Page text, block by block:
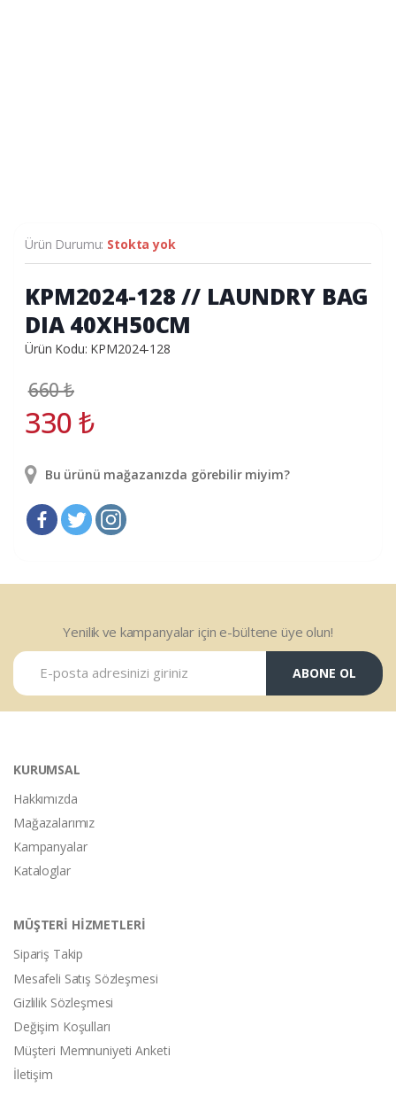
Ürün Durumu: Stokta yok
KPM2024-128 // LAUNDRY BAG
DIA 40XH50CM
Ürün Kodu: KPM2024-128
660₺
330₺
Bu ürünü mağazanızda görebilir miyim?
Yenilik ve kampanyalar için e-bültene üye olun!
ABONE OL
KURUMSAL
Hakkımızda
Mağazalarımız
Kampanyalar
Kataloglar
MÜŞTERİ HİZMETLERİ
Sipariş Takip
Mesafeli Satış Sözleşmesi
Gizlilik Sözleşmesi
Değişim Koşulları
Müşteri Memnuniyeti Anketi
İletişim